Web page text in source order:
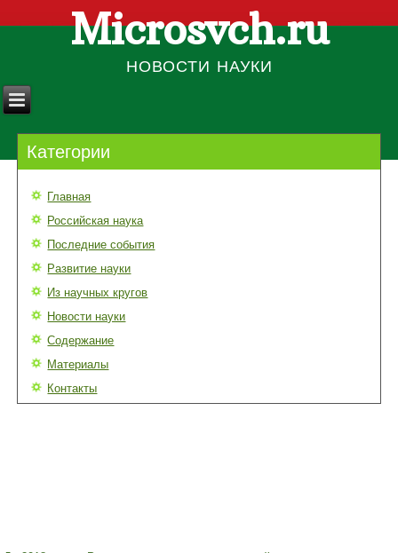
Microsvch.ru
НОВОСТИ НАУКИ
Категории
Главная
Российская наука
Последние события
Развитие науки
Из научных кругов
Новости науки
Содержание
Материалы
Контакты